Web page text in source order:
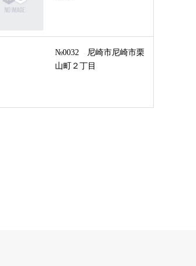
№0032 尼崎市尼崎市栗
山町２丁目